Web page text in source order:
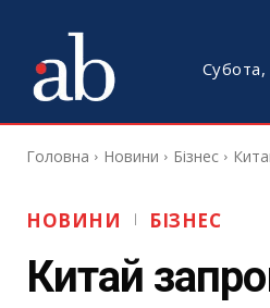
Головна Новини Бізнес
НОВИНИ БІЗНЕС
Китай